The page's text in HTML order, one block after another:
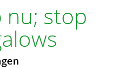
nu; stop